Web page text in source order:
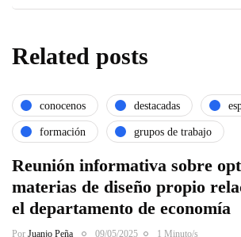
Related posts
conocenos destacadas
formación grupos de trabajo
Reunión informativa sobre
materias de diseño propio
el departamento de economía
Por Juanjo Peña 09/05/2025 1 Minuto/s